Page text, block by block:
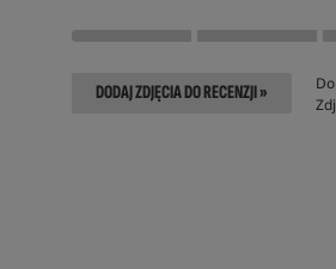
DODAJ ZDJĘCIA DO RECENZJI »